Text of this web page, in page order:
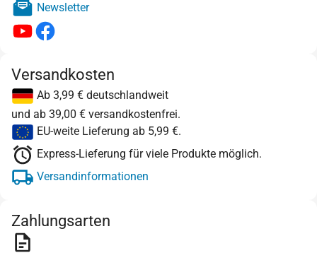
Newsletter
Versandkosten
Ab 3,99 € deutschlandweit
und ab 39,00 € versandkostenfrei.
EU-weite Lieferung ab 5,99 €.
Express-Lieferung für viele Produkte möglich.
Versandinformationen
Zahlungsarten